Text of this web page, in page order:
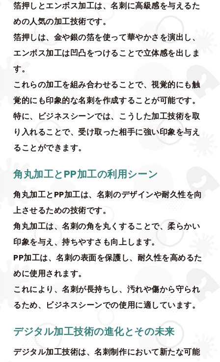
箔押しとエンボス加工は、名刺に高級感を与えるた
めの人気の加工技術です。
箔押しは、金や銀の箔を使って華やかさを演出し、
エンボス加工は凹凸をつけることで立体感を出しま
す。
これらの加工を組み合わせることで、視覚的にも触
覚的にも印象的な名刺を作成することが可能です。
特に、ビジネスシーンでは、こうした加工技術を取
り入れることで、受け取った相手に強い印象を与え
ることができます。
角丸加工とPP加工の利用シーン
角丸加工とPP加工は、名刺のデザインや耐久性を向
上させるための技術です。
角丸加工は、名刺の角を丸くすることで、柔らかい
印象を与え、持ちやすさも向上します。
PP加工は、名刺の表面を保護し、耐久性を高めるた
めに使用されます。
これにより、名刺が長持ちし、汚れや傷から守られ
るため、ビジネスシーンでの使用に適しています。
デジタル加工技術の進化とその未来
デジタル加工技術は、名刺制作において新たな可能